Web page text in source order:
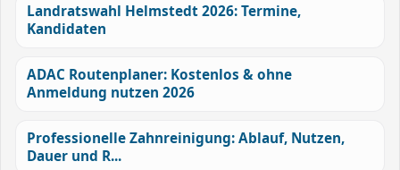
Landratswahl Helmstedt 2026: Termine,
Kandidaten
ADAC Routenplaner: Kostenlos & ohne
Anmeldung nutzen 2026
Professionelle Zahnreinigung: Ablauf, Nutzen,
Dauer und R...